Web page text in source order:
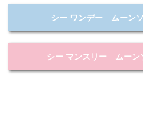
シー ワンデー ムーン
シー マンスリー ムーン